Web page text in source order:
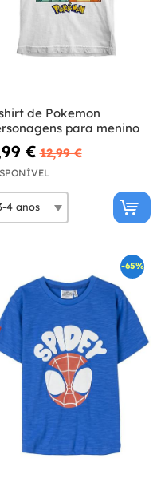
de Pokemon
para menino
€ 12,99 €
-65%